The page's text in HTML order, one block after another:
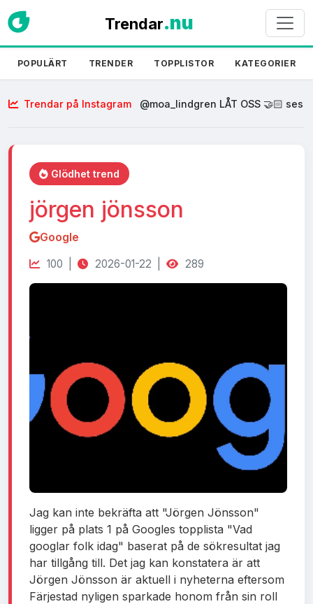
Trendar.nu
POPULÄRT TRENDER TOPPLISTOR KATEGORIER
Trendar på Instagram
@moa_lindgren LÅT OSS 🤝🏻 ses
Glödhet trend
jörgen jönsson
Google
100 | 2026-01-22 | 289
Jag kan inte bekräfta att "Jörgen Jönsson"
ligger på plats 1 på Googles topplista "Vad
googlar folk idag" baserat på de sökresultat jag
har tillgång till. Det jag kan konstatera är att
Jörgen Jönsson är aktuell i nyheterna eftersom
Färjestad nyligen sparkade honom från sin roll